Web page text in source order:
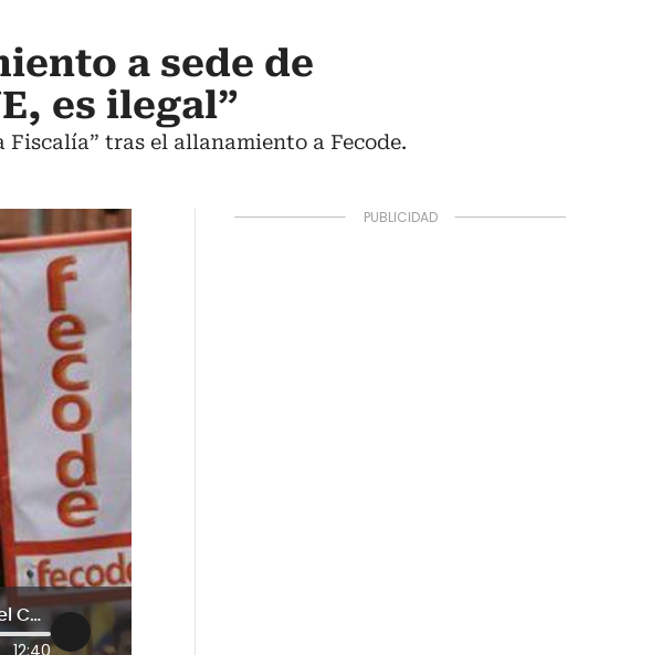
a sede de
es ilegal”
Fiscalía” tras el allanamiento a Fecode.
Abogado de Petro por allanamiento a sede de Fecode: “si no lo ordenó el CNE, es ilegal”
12:40